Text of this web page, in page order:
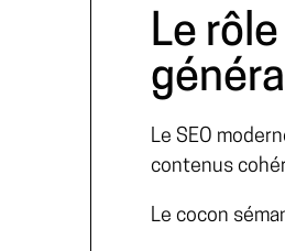
Le
Le SEO
contenus
Le cocon